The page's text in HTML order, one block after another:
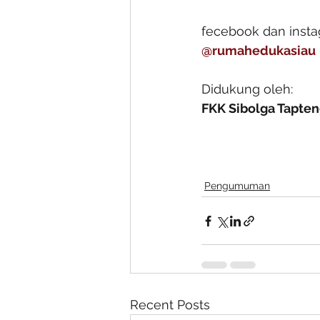
fecebook dan
@rumahedukasiau
Didukung oleh:
FKK Sibolga
Pengumuman
Recent Posts